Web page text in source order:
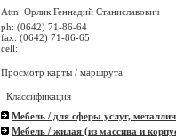
Attn: Орлик Геннадий Станиславович
ph: (0642) 71-86-64
fax: (0642) 71-86-65
cell:
Просмотр карты / маршрута
Классификация
Мебель / для сферы услуг,
Мебель / жилая (из массива и